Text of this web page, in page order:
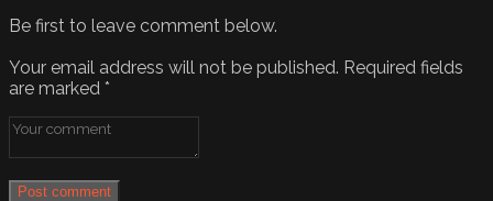
Be first to leave comment below.
Your email address will not be published. Required fields
are marked *
Post comment